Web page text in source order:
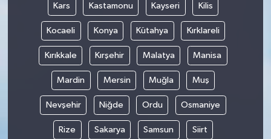
Kars Kastamonu Kayseri Kilis
Kocaeli Konya Kütahya Kırklareli
Kırıkkale Kırşehir Malatya Manisa
Mardin Mersin Muğla Muş
Nevşehir Niğde Ordu Osmaniye
Rize Sakarya Samsun Siirt